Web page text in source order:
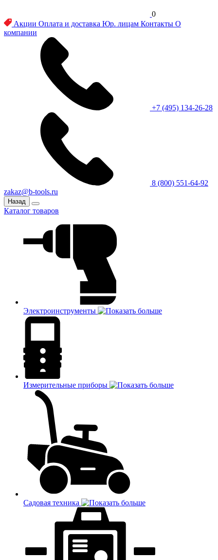
0
Акции Оплата и доставка Юр. лицам Контакты О
компании
+7 (495) 134-26-28
8 (800) 551-64-92
zakaz@b-tools.ru
Назад
Каталог товаров
Электроинструменты
Измерительные приборы
Садовая техника